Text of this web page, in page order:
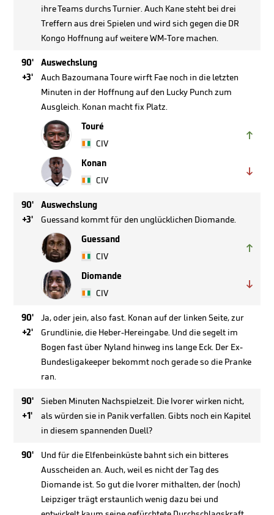
ihre Teams durchs Turnier. Auch Kane steht bei drei
Treffern aus drei Spielen und wird sich gegen die DR
Kongo Hoffnung auf weitere WM-Tore machen.
90'
+3'
Auswechslung
Auch Bazoumana Toure wirft Fae noch in die letzten
Minuten in der Hoffnung auf den Lucky Punch zum
Ausgleich. Konan macht fix Platz.
Touré
CIV

Konan
CIV

90'
+3'
Auswechslung
Guessand kommt für den unglücklichen Diomande.
Guessand
CIV

Diomande
CIV

90'
+2'
Ja, oder jein, also fast. Konan auf der linken Seite, zur
Grundlinie, die Heber-Hereingabe. Und die segelt im
Bogen fast über Nyland hinweg ins lange Eck. Der Ex-
Bundesligakeeper bekommt noch gerade so die Pranke
ran.
90'
+1'
Sieben Minuten Nachspielzeit. Die Ivorer wirken nicht,
als würden sie in Panik verfallen. Gibts noch ein Kapitel
in diesem spannenden Duell?
90'
Und für die Elfenbeinküste bahnt sich ein bitteres
Ausscheiden an. Auch, weil es nicht der Tag des
Diomande ist. So gut die Ivorer mithalten, der (noch)
Leipziger trägt erstaunlich wenig dazu bei und